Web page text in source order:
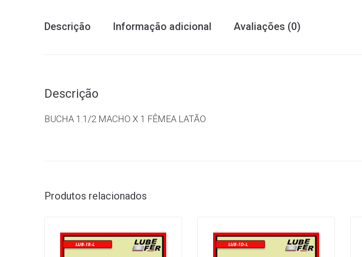
Descrição Informação adicional Avaliações (0)
Descrição
BUCHA 1.1/2 MACHO X 1 FÊMEA LATÃO
Produtos relacionados